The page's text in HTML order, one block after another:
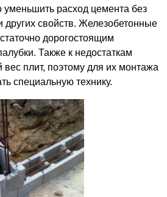
уменьшить расход цемента без
других свойств. Железобетонные
дорогостоящим
Также к недостаткам
вес плит, поэтому для их монтажа
специальную технику.